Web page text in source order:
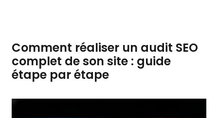
Comment réaliser un audit SEO
complet de son site : guide
étape par étape